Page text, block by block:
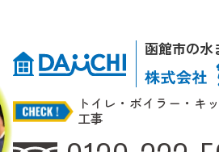
函館市の水
トイレ・ボイラー・キ
工事